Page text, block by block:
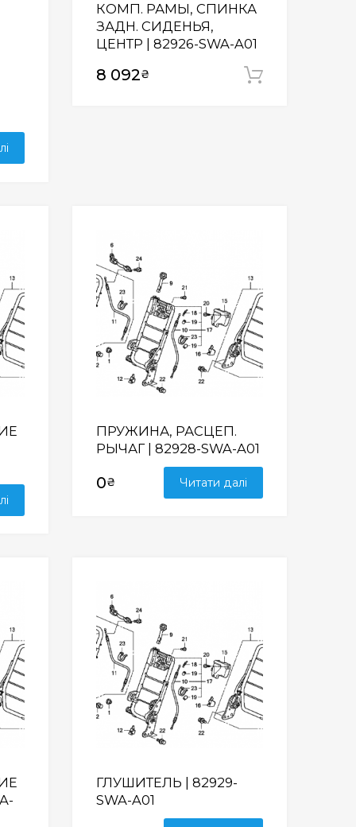
КОМП. РАМЫ, СПИНКА
ЗАДН. СИДЕНЬЯ,
ЦЕНТР | 82926-SWA-A01
8 092₴
ПРУЖИНА, РАСЦЕП.
РЫЧАГ | 82928-SWA-A01
0₴ Читати далі
ГЛУШИТЕЛЬ | 82929-
SWA-A01